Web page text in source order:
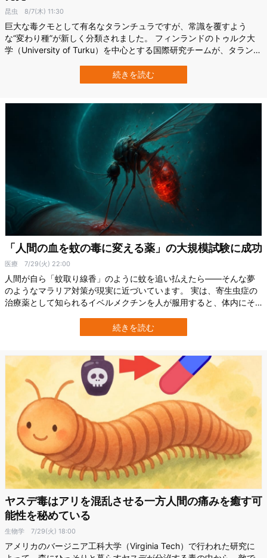
昆虫 8/7(木) 11:30
巨大な毒クモとして有名なタランチュラですが、常識を覆すよう
な“変わり種”が新しく分類されました。 フィンランドのトゥルク大
学（University of Turku）を中心とする国際研究チームが、タランチ
スが「背甲の4倍近い生殖器（触肢）」を持つことを明らかにしたの
です。 研究チームは、この異様に長い交尾器が、攻撃的なメスから
続きを読む
「人間の血を蚊の毒に変える薬」の大規模試験に成功
医療 7/29(火) 22:00
人間が自ら「蚊取り線香」のように蚊を追い払えたら――そんな夢
のようなマラリア対策が現実に近づいています。 実は、寄生虫症の
治療薬として知られるイベルメクチンを人が服用すると、体内にそ
血を吸った際にこの薬成分を取り込み、中毒を起こして死んでしま
うのです。 スペインのバルセロナ国際保健研究所（ISGlobal）を中
続きを読む
ヤスデ毒はアリを混乱させる一方人間の痛みを癒す可
能性を秘めている
生物学 7/29(火) 18:00
アメリカのバージニア工科大学（Virginia Tech）で行われた研究に